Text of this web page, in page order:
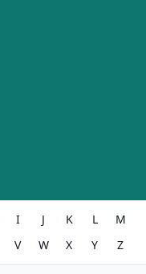
I J K L
M
V W X Y Z